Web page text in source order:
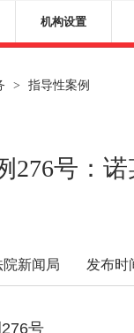
机构设置
> 指导性案例
276号：
新闻局 发布时
号